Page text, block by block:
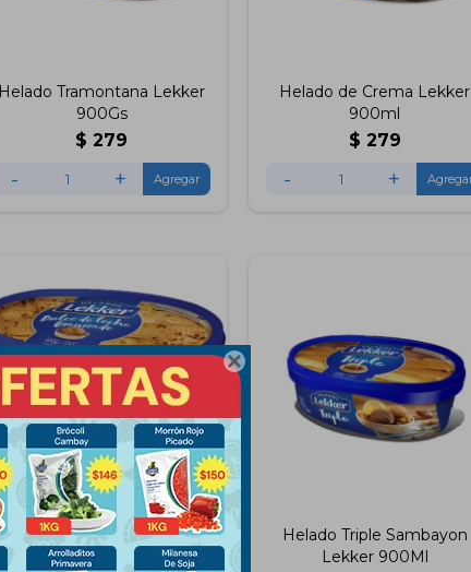

Helado Tramontana Lekker
900Gs
$ 279
- +
Helado de Crema Lekker
900ml
$ 279
- +
Helado Dulce De Leche
Granizado 1.9L Lekker
Helado Triple Sambayon
Lekker 900Ml